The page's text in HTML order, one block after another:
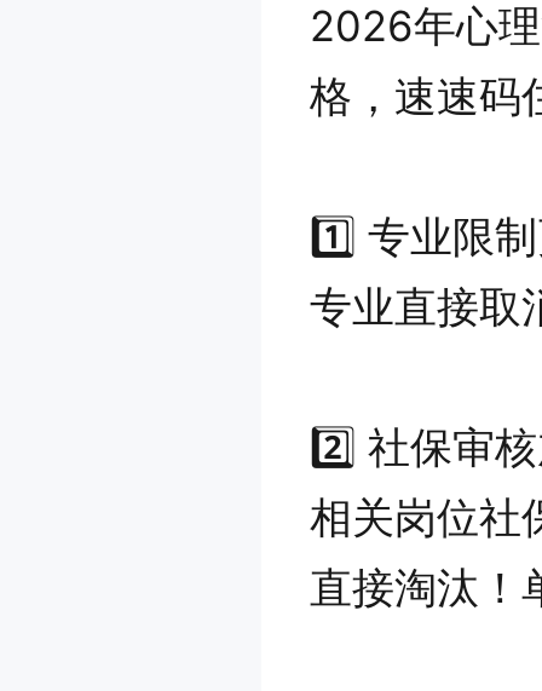
2026年心
格，速速码
1️⃣ 专业限
专业直接取
2️⃣ 社保审
相关岗位社
直接淘汰！